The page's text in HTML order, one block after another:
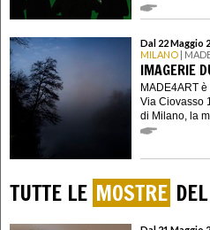
Dal 22 Maggio
MILANO |
IMAGERIE
MADE4ART
Via Ciovasso
di Milano, la
TUTTE LE MOSTRE